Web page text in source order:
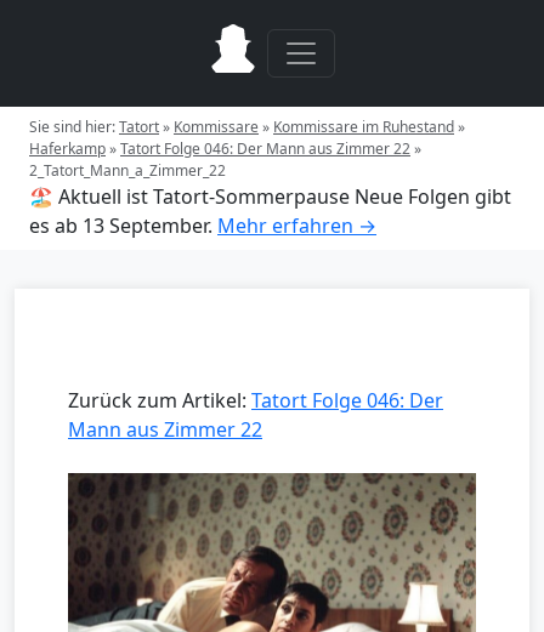
Sie sind hier:Tatort» Kommissare» Kommissare im Ruhestand»
Haferkamp»Tatort Folge 046: Der Mann aus Zimmer 22»
2_Tatort_Mann_a_Zimmer_22
🏖️ Aktuell ist Tatort-Sommerpause Neue Folgen gibt
es ab 13 September. Mehr erfahren →
Zurück zum Artikel: Tatort Folge 046: Der
Mann aus Zimmer 22